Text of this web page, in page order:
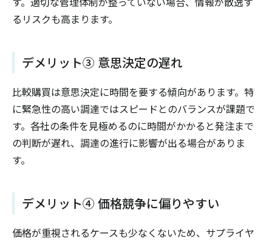
るリスクも高まります。
デメリット③ 意思決定の遅れ
比較購買は意思決定に時間を要する傾向があります。特
に緊急性の高い調達ではスピードとのバランスが課題で
す。各社の条件を見極めるのに時間がかかると発注まで
の判断が遅れ、調達の進行に影響が出る場合がありま
す。
デメリット④ 価格競争に偏りやすい
価格が重視されるケースも少なくないため、サプライヤ